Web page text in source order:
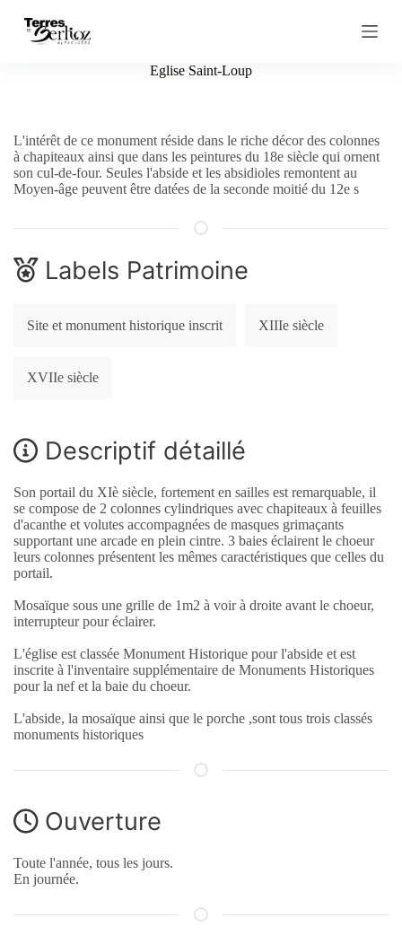
P
c
o
n
t
n
Eglise Saint-Loup
L'intérêt de ce monument réside dans le riche décor des colonnes
à chapiteaux ainsi que dans les peintures du 18e siècle qui ornent
son cul-de-four. Seules l'abside et les absidioles remontent au
Moyen-âge peuvent être datées de la seconde moitié du 12e s
Labels Patrimoine
Site et monument historique inscrit XIIIe siècle
XVIIe siècle
Descriptif détaillé
Son portail du XIè siècle, fortement en sailles est remarquable, il
se compose de 2 colonnes cylindriques avec chapiteaux à feuilles
d'acanthe et volutes accompagnées de masques grimaçants
supportant une arcade en plein cintre. 3 baies éclairent le choeur
leurs colonnes présentent les mêmes caractéristiques que celles du
portail.
Mosaïque sous une grille de 1m2 à voir à droite avant le choeur,
interrupteur pour éclairer.
L'église est classée Monument Historique pour l'abside et est
inscrite à l'inventaire supplémentaire de Monuments Historiques
pour la nef et la baie du choeur.
L'abside, la mosaïque ainsi que le porche ,sont tous trois classés
monuments historiques
Ouverture
Toute l'année, tous les jours.
En journée.